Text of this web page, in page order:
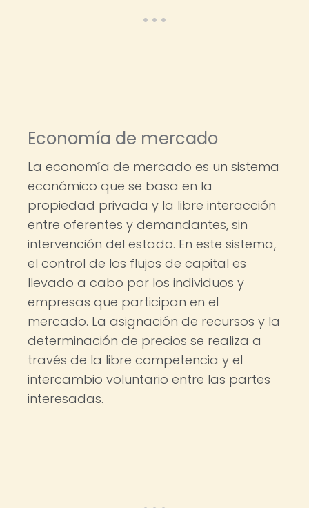
Economía de mercado
La economía de mercado es un sistema
económico que se basa en la
propiedad privada y la libre interacción
entre oferentes y demandantes, sin
intervención del estado. En este sistema,
el control de los flujos de capital es
llevado a cabo por los individuos y
empresas que participan en el
mercado. La asignación de recursos y la
determinación de precios se realiza a
través de la libre competencia y el
intercambio voluntario entre las partes
interesadas.